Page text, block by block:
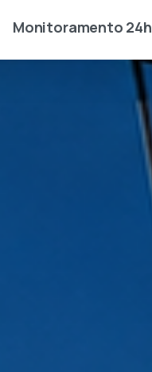
Monitoramento 24h